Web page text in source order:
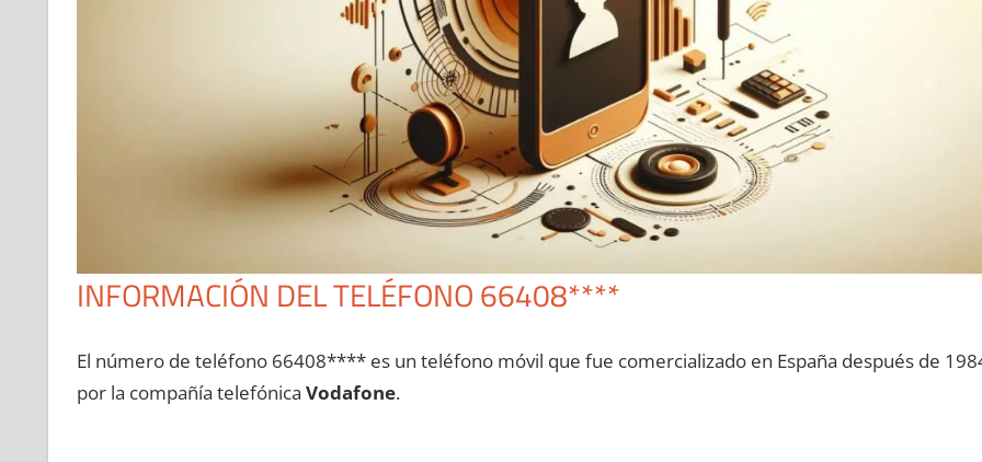
INFORMACIÓN DEL TELÉFONO 66408****
El número dе teléfono 66408**** es un teléfono móvil quе fue comercializado en España después dе
pοr la compañía telefónica Vodafone.